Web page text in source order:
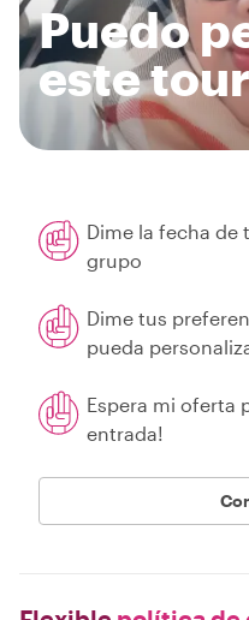
Puedo
este
Dime la fecha de
grupo
Dime tus
pueda
Espera mi oferta
entrada!